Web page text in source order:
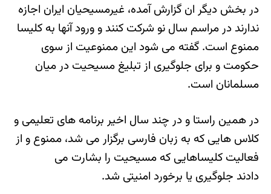
در بخش دیگر ان گزارش آمده، غیرمسیحیان ایران اجازه
ندارند در مراسم سال نو شرکت کنند و ورود آنها به کلیسا
ممنوع است. گفته می شود این ممنوعیت از سوی
حکومت و برای جلوگیری از تبلیغ مسیحیت در میان
مسلمانان است.
در همین راستا و در چند سال اخیر برنامه های تعلیمی و
کلاس هایی که به زبان فارسی برگزار می شد، ممنوع و از
فعالیت کلیساهایی که مسیحیت را بشارت می
دادند جلوگیری یا برخورد امنیتی شد.